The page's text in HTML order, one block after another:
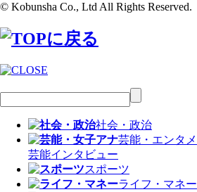
© Kobunsha Co., Ltd All Rights Reserved.
社会・政治
芸能・エンタメ
芸能インタビュー
スポーツ
ライフ・マネー